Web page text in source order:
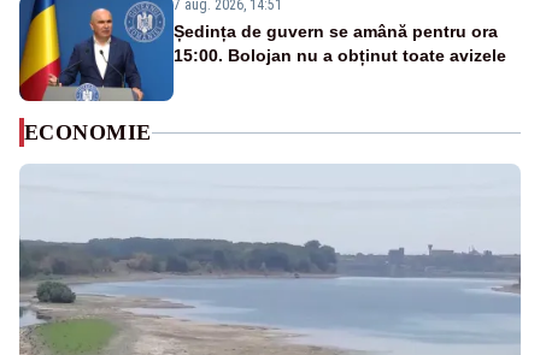
7 aug. 2026, 14:51
Ședința de guvern se amână pentru ora
15:00. Bolojan nu a obținut toate avizele
ECONOMIE